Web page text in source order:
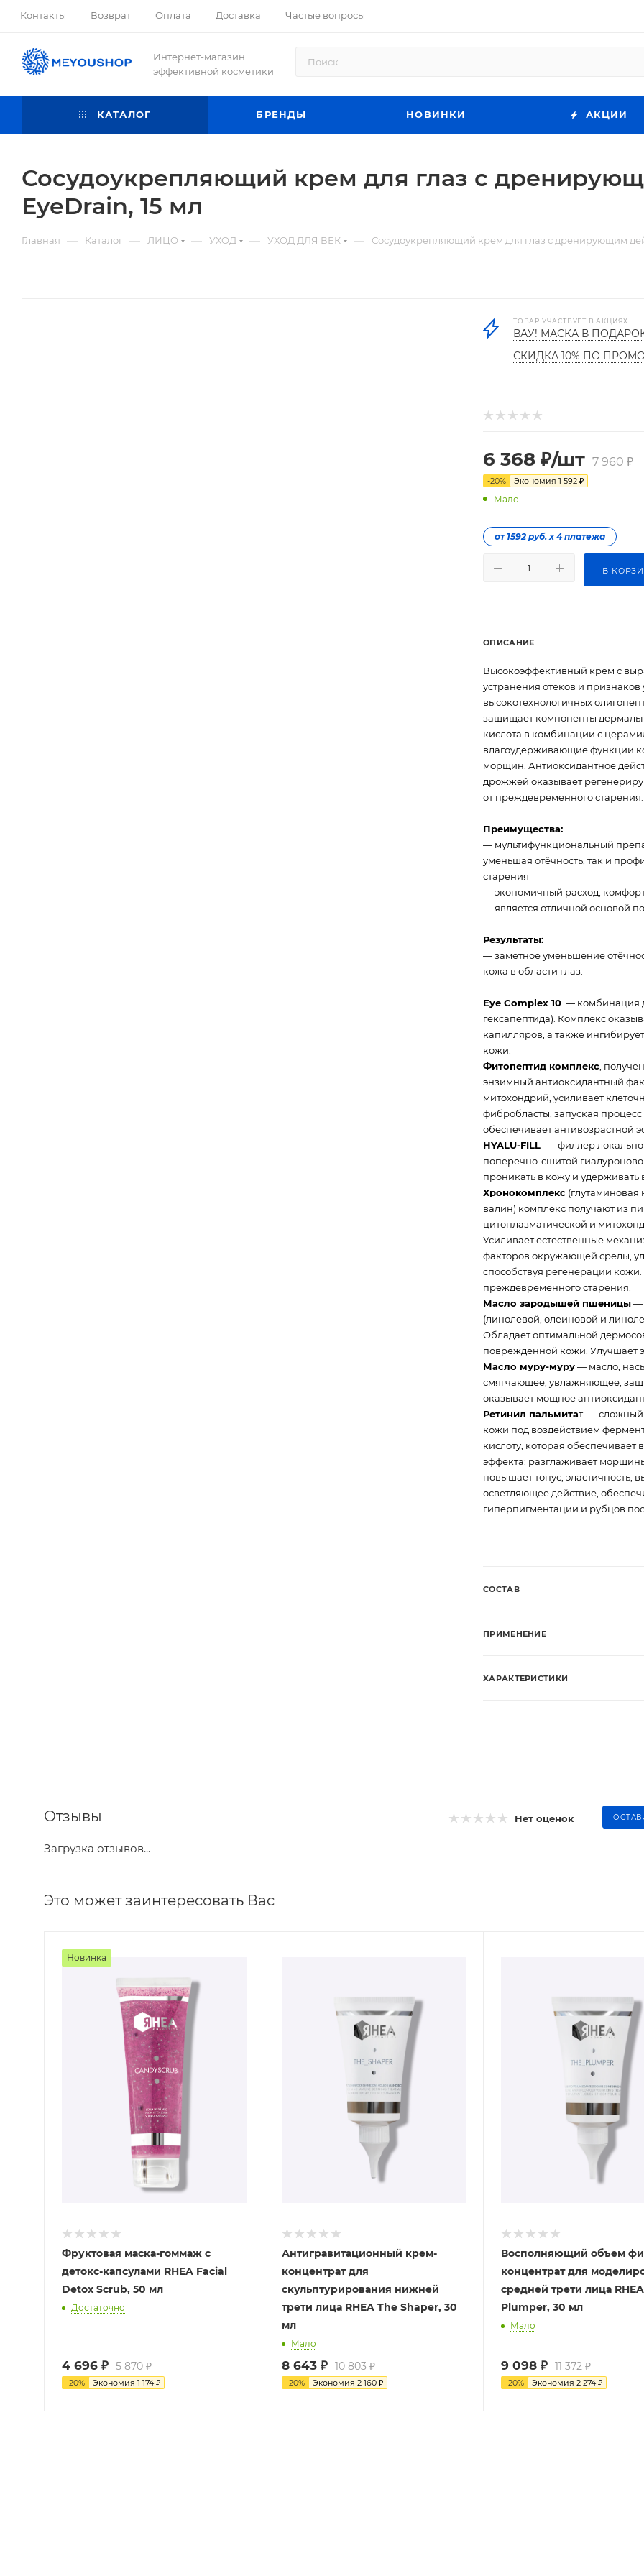
Контакты Возврат Оплата Доставка Частые вопросы
Интернет-магазин
эффективной косметики
КАТАЛОГ БРЕНДЫ НОВИНКИ АКЦИИ
Сосудоукрепляющий крем для глаз с
EyeDrain, 15 мл
Главная — Каталог — ЛИЦО — УХОД — УХОД ДЛЯ ВЕК — Сосудоукрепляющий крем для глаз с дренирующим
ТОВАР УЧАСТВУЕТ В АКЦИЯХ
ВАУ! МАСКА В
СКИДКА 10% ПО
6 368 ₽/шт 7 960 ₽
-20% Экономия 1 592 ₽
Мало
от 1592 руб. х 4 платежа
В
ОПИСАНИЕ
Высокоэффективный крем с
устранения отёков и признаков
высокотехнологичных
защищает компоненты
кислота в комбинации с
влагоудерживающие функции
морщин. Антиоксидантное
дрожжей оказывает
от преждевременного старения.
Преимущества:
— мультифункциональный
уменьшая отёчность, так и
старения
— экономичный расход,
— является отличной основой
Результаты:
— заметное уменьшение
кожа в области глаз.
Eye Complex 10 — комбинация
гексапептида). Комплекс
капилляров, а также
кожи.
Фитопептид комплекс ,
энзимный антиоксидантный
митохондрий, усиливает
фибробласты, запуская
обеспечивает антивозрастной
HYALU-FILL — филлер
поперечно-сшитой
проникать в кожу и удерживать
Хронокомплекс (глутаминовая
валин) комплекс получают из
цитоплазматической и
Усиливает естественные
факторов окружающей среды,
способствуя регенерации
преждевременного старения.
Масло зародышей пшеницы—
(линолевой, олеиновой и
Обладает оптимальной
поврежденной кожи. Улучшает
Масло муру-муру— масло,
смягчающее, увлажняющее,
оказывает мощное
Ретинил пальмитат — сложный
кожи под воздействием
кислоту, которая
эффекта: разглаживает
повышает тонус, эластичность,
осветляющее действие,
гиперпигментации и рубцов
СОСТАВ
ПРИМЕНЕНИЕ
ХАРАКТЕРИСТИКИ
Отзывы Нет оценок
Загрузка отзывов...
Это может заинтересовать Вас
Новинка
Фруктовая маска-гоммаж с
детокс-капсулами RHEA Facial
Detox Scrub, 50 мл
Достаточно
4 696 ₽ 5 870 ₽
-20% Экономия 1 174 ₽
Антигравитационный крем-
концентрат для
скульптурирования нижней
трети лица RHEA The Shaper, 30
мл
Мало
8 643₽ 10 803 ₽
-20% Экономия 2 160₽
Восполняющий объем
концентрат для
средней трети лица
Plumper, 30 мл
Мало
9 098 ₽ 11 372 ₽
-20% Экономия 2 274 ₽